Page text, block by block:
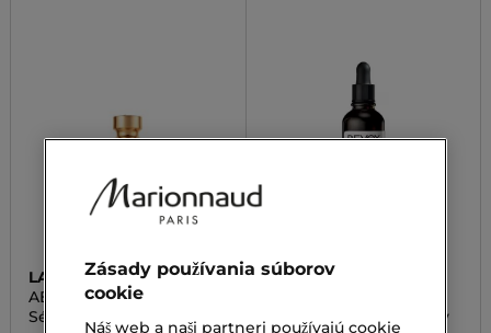
LANCÔME
ABSOLUE REVITALIZING
SERUM
Sérum na očné okolie
REVOX
Sérum na očné kontúry
Zásady používania súborov
cookie
Náš web a naši partneri používajú cookie